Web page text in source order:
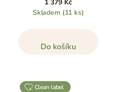
1 379 Kč
Skladem (11 ks)
Do košíku
clean label